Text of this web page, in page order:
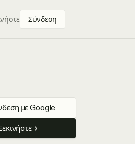
Σύνδεση
με Google